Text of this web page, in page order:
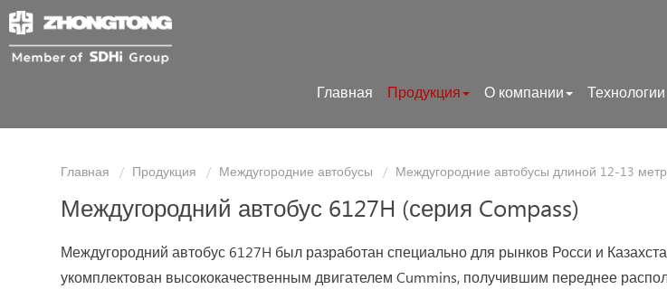
Главная Продукция О компании Технологии
Главная Продукция Междугородние автобусы Междугородние автобусы длиной 12-13
Междугородний автобус 6127H (серия Compass)
Междугородний автобус 6127H был разработан специально для рынков Росси и
укомплектован высококачественным двигателем Cummins, получившим переднее